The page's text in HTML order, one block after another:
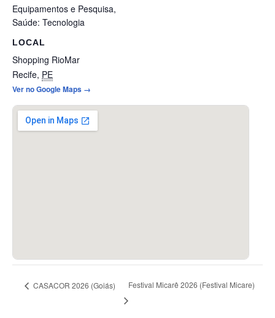
Equipamentos e Pesquisa,
Saúde: Tecnologia
LOCAL
Shopping RioMar
Recife, PE
Ver no Google Maps →
CASACOR 2026 (Goiás) Festival Micarê 2026 (Festival Micare)